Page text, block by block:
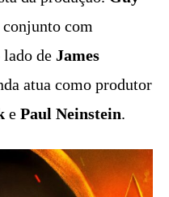
com
de James
atua como produtor
e Paul Neinstein.